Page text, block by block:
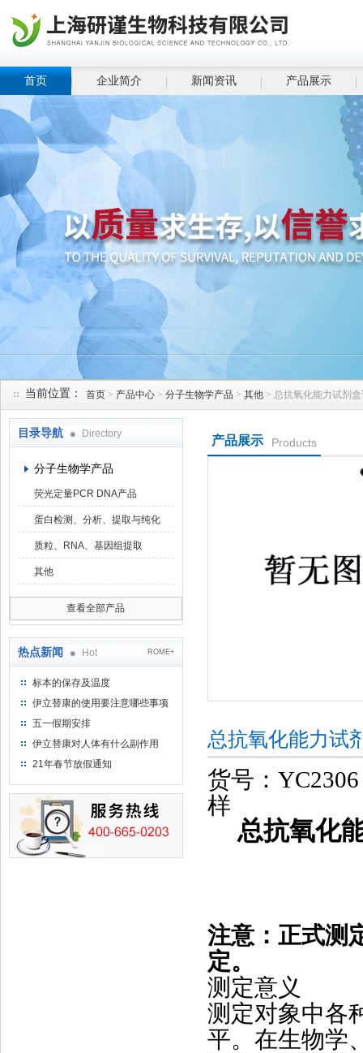
首页 企业简介 新闻资讯 产品展示
当前位置： 首页 > 产品中心 > 分子生物学产品 > 其他 > 总抗氧化能力试剂
目录导航 Directory
分子生物学产品
荧光定量PCR DNA产品
蛋白检测、分析、提取与纯化
质粒、RNA、基因组提取
其他
查看全部产品
热点新闻 Hot ROME+
标本的保存及温度
伊立替康的使用要注意哪些事项
五一假期安排
伊立替康对人体有什么副作用
21年春节放假通知
产品展示 Products
总抗氧化能力试
货号：
样
总抗氧化
注意：正式测
定。
测定意义
测定对象中各
平。在生物学